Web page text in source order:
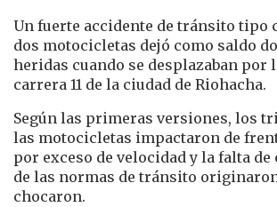
Un fuerte accidente de tránsito tipo
dos motocicletas dejó como saldo
heridas cuando se desplazaban por
carrera 11 de la ciudad de Riohacha.
Según las primeras versiones, los
las motocicletas impactaron de
por exceso de velocidad y la falta
de las normas de tránsito
chocaron.